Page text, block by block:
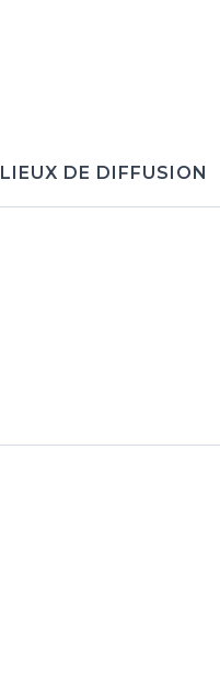
LIEUX DE DIFFUSION